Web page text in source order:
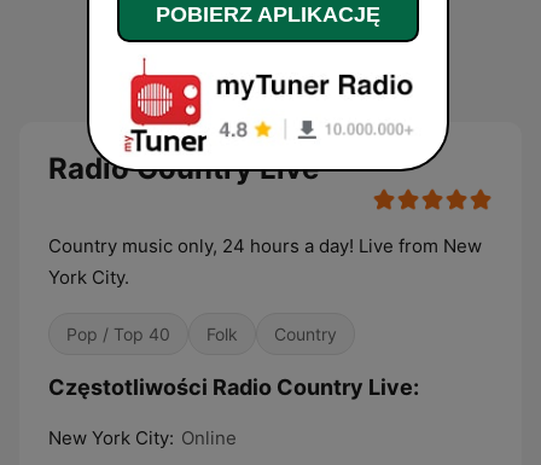
Radio Country Live
Country music only, 24 hours a day! Live from New
York City.
Pop / Top 40 Folk Country
Częstotliwości Radio Country Live:
New York City: Online
POBIERZ APLIKACJĘ